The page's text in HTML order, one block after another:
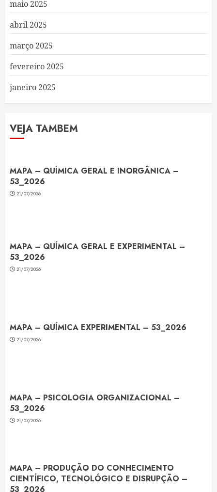
maio 2025
abril 2025
março 2025
fevereiro 2025
janeiro 2025
VEJA TAMBEM
MAPA – QUÍMICA GERAL E INORGÂNICA –
53_2026
21/07/2026
MAPA – QUÍMICA GERAL E EXPERIMENTAL –
53_2026
21/07/2026
MAPA – QUÍMICA EXPERIMENTAL – 53_2026
21/07/2026
MAPA – PSICOLOGIA ORGANIZACIONAL –
53_2026
21/07/2026
MAPA – PRODUÇÃO DO CONHECIMENTO
CIENTÍFICO, TECNOLÓGICO E DISRUPÇÃO –
53_2026